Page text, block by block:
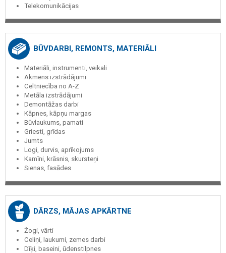
Telekomunikācijas
BŪVDARBI, REMONTS, MATERIĀLI
Materiāli, instrumenti, veikali
Akmens izstrādājumi
Celtniecība no A-Z
Metāla izstrādājumi
Demontāžas darbi
Kāpnes, kāpņu margas
Būvlaukums, pamati
Griesti, grīdas
Jumts
Logi, durvis, aprīkojums
Kamīni, krāsnis, skursteņi
Sienas, fasādes
DĀRZS, MĀJAS APKĀRTNE
Žogi, vārti
Celiņi, laukumi, zemes darbi
Dīķi, baseini, ūdenstilpnes